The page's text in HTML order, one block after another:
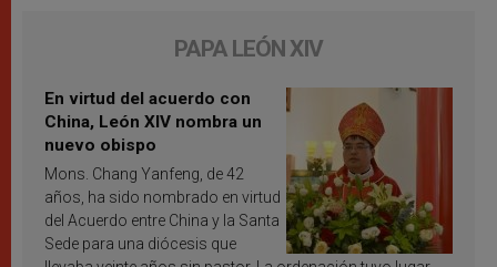
PAPA LEÓN XIV
En virtud del acuerdo con
China, León XIV nombra un
nuevo obispo
Mons. Chang Yanfeng, de 42
años, ha sido nombrado en virtud
del Acuerdo entre China y la Santa
Sede para una diócesis que